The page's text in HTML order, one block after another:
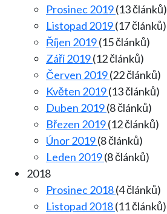
Prosinec 2019(13 článků)
Listopad 2019(17 článků)
Říjen 2019(15 článků)
Září 2019(12 článků)
Červen 2019(22 článků)
Květen 2019(13 článků)
Duben 2019(8 článků)
Březen 2019(12 článků)
Únor 2019(8 článků)
Leden 2019(8 článků)
2018
Prosinec 2018(4 článků)
Listopad 2018(11 článků)